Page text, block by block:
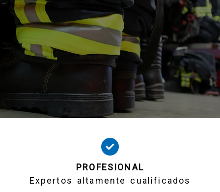
PROFESIONAL
Expertos altamente cualificados